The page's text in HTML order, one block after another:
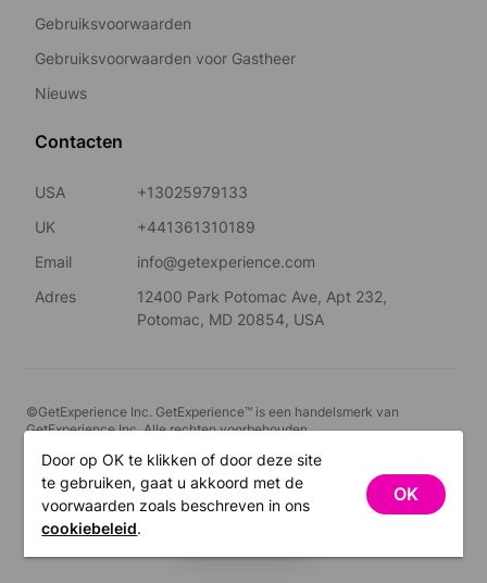
Gebruiksvoorwaarden
Gebruiksvoorwaarden voor Gastheer
Nieuws
Contacten
USA
+13025979133
UK
+441361310189
Email
info@getexperience.com
Adres
12400 Park Potomac Ave, Apt 232,
Potomac, MD 20854, USA
©GetExperience Inc. GetExperience™ is een handelsmerk van
GetExperience Inc. Alle rechten voorbehouden.
Nederlands
Door op OK te klikken of door deze site
te gebruiken, gaat u akkoord met de
voorwaarden zoals beschreven in ons
cookiebeleid.
OK